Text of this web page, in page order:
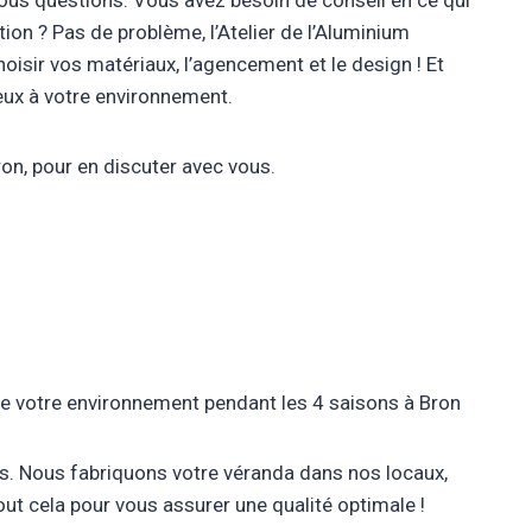
? Pas de problème, l’Atelier de l’Aluminium
vos matériaux, l’agencement et le design ! Et
à votre environnement.
pour en discuter avec vous.
votre environnement pendant les 4 saisons à Bron
fabriquons votre véranda dans nos locaux,
cela pour vous assurer une qualité optimale !